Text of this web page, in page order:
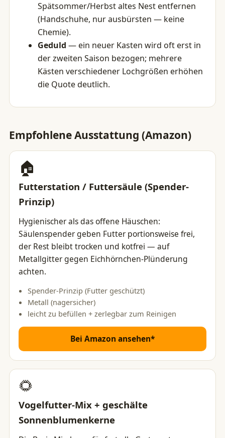
Spätsommer/Herbst altes Nest entfernen
(Handschuhe, nur ausbürsten — keine
Chemie).
Geduld — ein neuer Kasten wird oft erst in
der zweiten Saison bezogen; mehrere
Kästen verschiedener Lochgrößen erhöhen
die Quote deutlich.
Empfohlene Ausstattung (Amazon)
🏠
Futterstation / Futtersäule (Spender-
Prinzip)
Hygienischer als das offene Häuschen:
Säulenspender geben Futter portionsweise frei,
der Rest bleibt trocken und kotfrei — auf
Metallgitter gegen Eichhörnchen-Plünderung
achten.
Spender-Prinzip (Futter geschützt)
Metall (nagersicher)
leicht zu befüllen + zerlegbar zum Reinigen
Bei Amazon ansehen*
🌻
Vogelfutter-Mix + geschälte
Sonnenblumenkerne